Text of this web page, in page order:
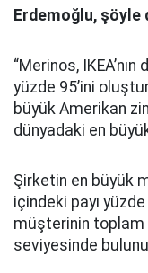
Erdemoğlu, şöyle
“Merinos,
yüzde 95’ini
büyük Amerikan
dünyadaki en
Şirketin en büyük
içindeki payı
müşterinin toplam
seviyesinde